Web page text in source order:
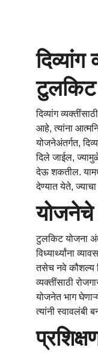
दिव्यांग
टुलकिट
दिव्यांग
आहे, त्यांना
योजनेअंतर्गत,
दिले जाईल,
देऊ शकतील.
देण्यात येते,
योजनेचे
टुलकिट योजना
विध्यार्थ्यांना
तसेच नवे कौशल्य
व्यक्तींसाठी
योजनेत भाग
त्यांनी स्वावलंबी